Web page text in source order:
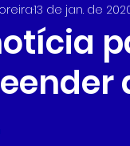
Empreender na
13 de jan. de